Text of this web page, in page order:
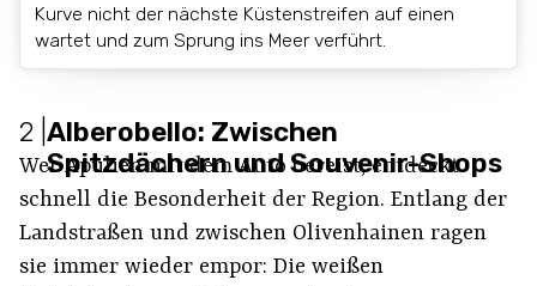
Kurve nicht der nächste Küstenstreifen auf einen
wartet und zum Sprung ins Meer verführt.
2 Alberobello: Zwischen
Spitzdächern und Souvenir-Shops
Wer Apulien mit dem Auto bereist, entdeckt
schnell die Besonderheit der Region. Entlang der
Landstraßen und zwischen Olivenhainen ragen
sie immer wieder empor: Die weißen